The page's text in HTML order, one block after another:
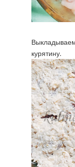
курятину.